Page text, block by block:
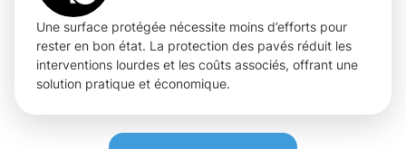
Une surface protégée nécessite moins d’efforts pour
rester en bon état. La protection des pavés réduit les
interventions lourdes et les coûts associés, offrant une
solution pratique et économique.